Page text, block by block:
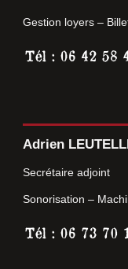
Gestion loyers –
Adrien
Secrétaire adjoint
Sonorisation –